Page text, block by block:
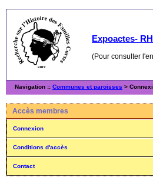
Expoactes-
(Pour consulter
Navigation :: Communes et paroisses >
Accès membres
Connexion
Conditions d'accès
Contact